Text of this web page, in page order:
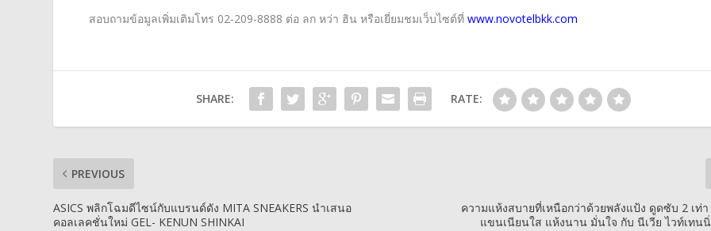
สอบถามข้อมูลเพิ่มเติมโทร 02-209-8888 ต่อ ลก หว่า ฮิน หรือเยี่ยมชมเว็บไซต์ที่ www.novotelbkk.com
SHARE: RATE:
PREVIOUS
ASICS พลิกโฉมดีไซน์กับแบรนด์ดัง MITA SNEAKERS นำเสนอ
คอลเลคชั่นใหม่ GEL- KENUN SHINKAI
ความแห้งสบายที่เหนือกว่าด้วยพลังแป้ง ดูดซับ 2 เท่
แขนเนียนใส แห้งนาน มั่นใจ กับ นีเวีย ไวท์เทน